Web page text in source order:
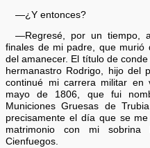
—¿Y entonces?
—Regresé, por un tiempo,
finales de mi padre, que
del amanecer. El título de
hermanastro Rodrigo, hijo del
continué mi carrera militar en
mayo de 1806, que fui
Municiones Gruesas de
precisamente el día que se
matrimonio con mi
Cienfuegos.